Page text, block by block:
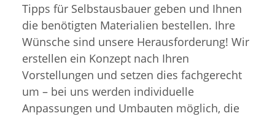
Tipps für Selbstausbauer geben und Ihnen
die benötigten Materialien bestellen. Ihre
Wünsche sind unsere Herausforderung! Wir
erstellen ein Konzept nach Ihren
Vorstellungen und setzen dies fachgerecht
um – bei uns werden individuelle
Anpassungen und Umbauten möglich, die